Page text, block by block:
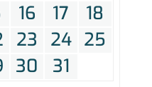
16 17
18
23 24 25
30 31